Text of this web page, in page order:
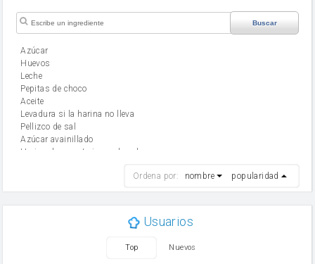
Buscar
Azúcar
huevos
leche
Pepitas de choco
aceite
Levadura si la harina no lleva
Pellizco de sal
Azúcar avainillado
Harina de reposteria con levadura
mantequilla
Ordena por: nombre popularidad
Usuarios
Top Nuevos